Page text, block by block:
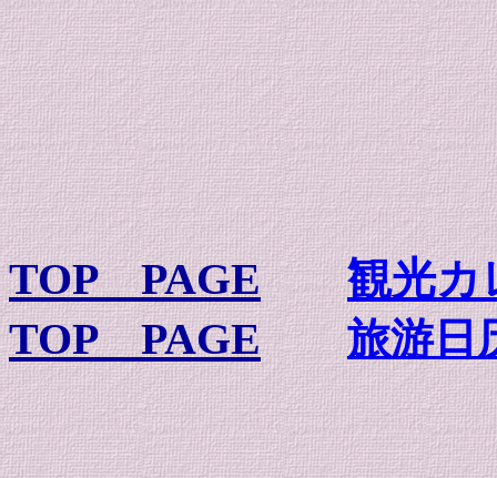
TOP PAGE
観光カ
TOP PAGE
旅游日